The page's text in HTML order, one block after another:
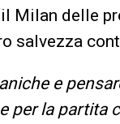
Milan delle
salvezza
e
per la partita